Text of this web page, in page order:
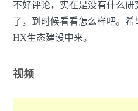
不好评论，实在是没有什么
了，到时候看看怎么样吧。希
HX生态建设中来。
视频